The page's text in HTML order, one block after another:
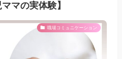
ママの実体験】
職場コミュニケーション